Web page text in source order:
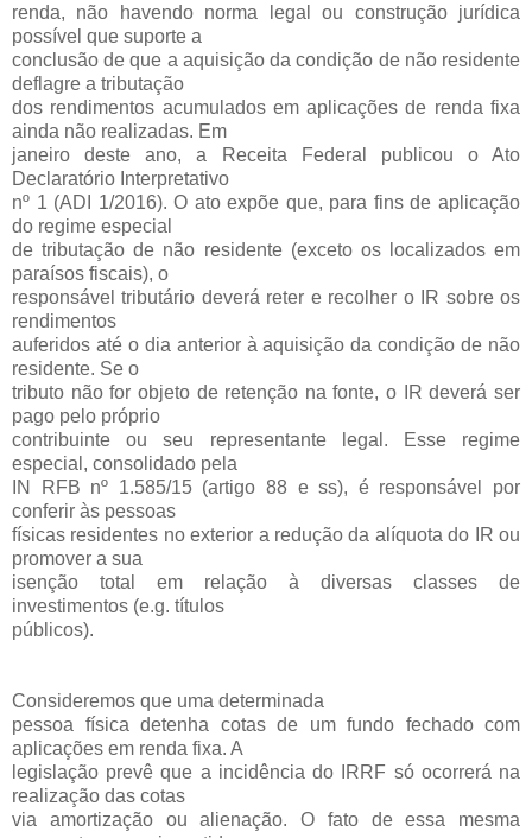
renda, não havendo norma legal ou construção jurídica
possível que suporte a
conclusão de que a aquisição da condição de não residente
deflagre a tributação
dos rendimentos acumulados em aplicações de renda fixa
ainda não realizadas. Em
janeiro deste ano, a Receita Federal publicou o Ato
Declaratório Interpretativo
nº 1 (ADI 1/2016). O ato expõe que, para fins de aplicação
do regime especial
de tributação de não residente (exceto os localizados em
paraísos fiscais), o
responsável tributário deverá reter e recolher o IR sobre os
rendimentos
auferidos até o dia anterior à aquisição da condição de não
residente. Se o
tributo não for objeto de retenção na fonte, o IR deverá ser
pago pelo próprio
contribuinte ou seu representante legal. Esse regime
especial, consolidado pela
IN RFB nº 1.585/15 (artigo 88 e ss), é responsável por
conferir às pessoas
físicas residentes no exterior a redução da alíquota do IR ou
promover a sua
isenção total em relação à diversas classes de
investimentos (e.g. títulos
públicos).
Consideremos que uma determinada
pessoa física detenha cotas de um fundo fechado com
aplicações em renda fixa. A
legislação prevê que a incidência do IRRF só ocorrerá na
realização das cotas
via amortização ou alienação. O fato de essa mesma